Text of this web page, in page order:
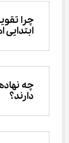
ابتدایی
دارند؟